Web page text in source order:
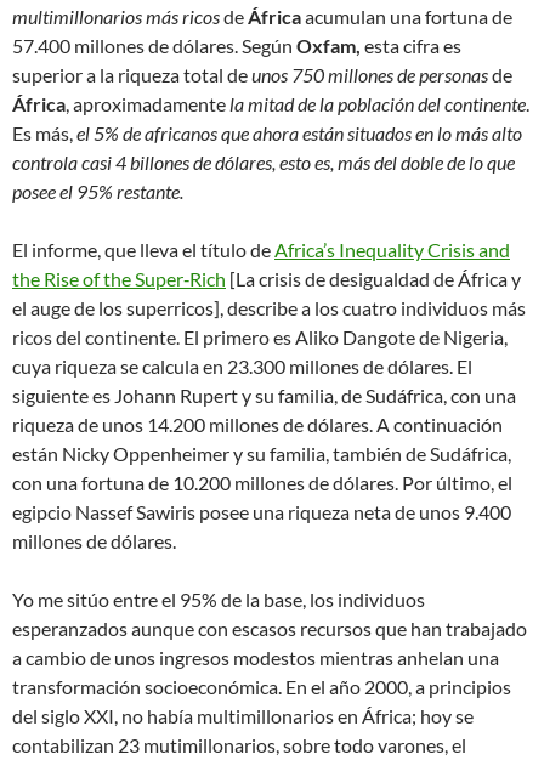
multimillonarios más ricosdeÁfricaacumulan una fortuna de
57.400 millones de dólares. Según Oxfam, esta cifra es
superior a la riqueza total deunos 750 millones de personasde
África, aproximadamente la mitad de la población del continente.
Es más,el 5% de africanos que ahora están situados en lo más alto
controla casi 4 billones de dólares, esto es, más del doble de lo que
posee el 95% restante.
El informe, que lleva el título deAfrica’s Inequality Crisis and
the Rise of the Super‑Rich [La crisis de desigualdad de África y
el auge de los superricos], describe a los cuatro individuos más
ricos del continente. El primero es Aliko Dangote de Nigeria,
cuya riqueza se calcula en 23.300 millones de dólares. El
siguiente es Johann Rupert y su familia, de Sudáfrica, con una
riqueza de unos 14.200 millones de dólares. A continuación
están Nicky Oppenheimer y su familia, también de Sudáfrica,
con una fortuna de 10.200 millones de dólares. Por último, el
egipcio Nassef Sawiris posee una riqueza neta de unos 9.400
millones de dólares.
Yo me sitúo entre el 95% de la base, los individuos
esperanzados aunque con escasos recursos que han trabajado
a cambio de unos ingresos modestos mientras anhelan una
transformación socioeconómica. En el año 2000, a principios
del siglo XXI, no había multimillonarios en África; hoy se
contabilizan 23 mutimillonarios, sobre todo varones, el